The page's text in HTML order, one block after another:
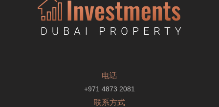
电话
+971 4873 2081
联系方式